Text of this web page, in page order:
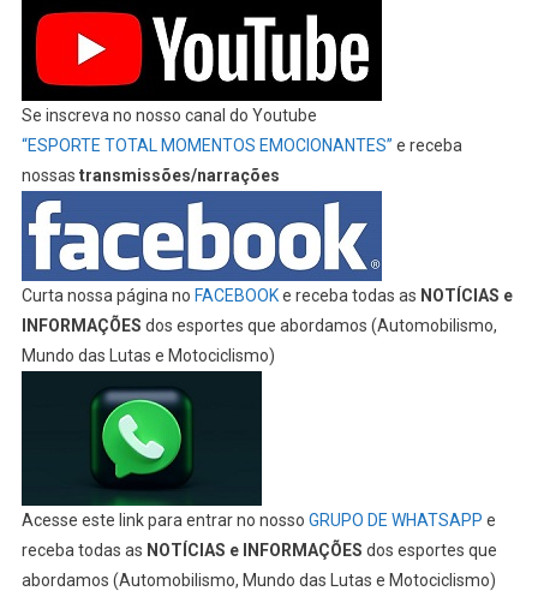
Se inscreva no nosso canal do Youtube
“ESPORTE TOTAL MOMENTOS EMOCIONANTES” e receba
nossas transmissões/narrações
Curta nossa página no FACEBOOKe receba todas as NOTÍCIAS e
INFORMAÇÕES dos esportes que abordamos (Automobilismo,
Mundo das Lutas e Motociclismo)
Acesse este link para entrar no nosso GRUPO DE WHATSAPP e
receba todas as NOTÍCIAS e INFORMAÇÕES dos esportes que
abordamos (Automobilismo, Mundo das Lutas e Motociclismo)